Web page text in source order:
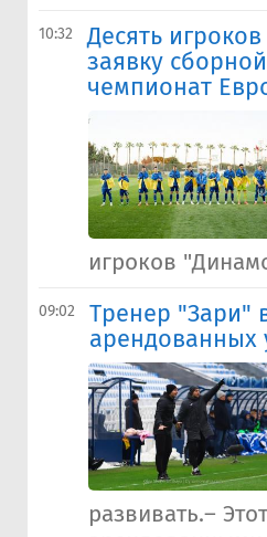
10:32
Десять
заявку
чемпионат
игроков
09:02
Тренер "Зари"
арендованных
развивать.–